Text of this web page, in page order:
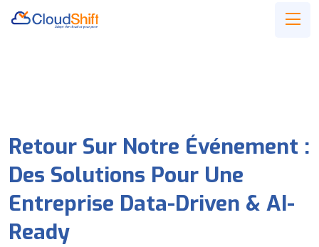
Retour Sur Notre Événement :
Des Solutions Pour Une
Entreprise Data-Driven & AI-
Ready